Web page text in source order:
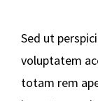
Sed ut
voluptatem
totam rem